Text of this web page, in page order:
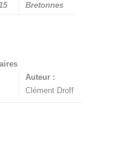
Bretonnes
Auteur :
Clément Droff